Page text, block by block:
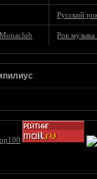
Русский
Рок музыка